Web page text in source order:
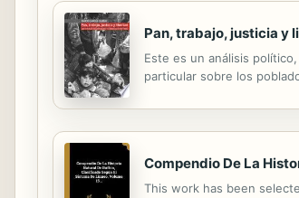
Pan, trabajo, justicia y
Este es un análisis
particular sobre los
Compendio De La
This work has been